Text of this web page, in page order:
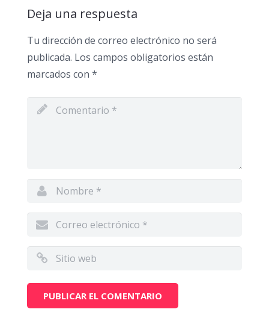
Deja una respuesta
Tu dirección de correo electrónico no será
publicada. Los campos obligatorios están
marcados con *